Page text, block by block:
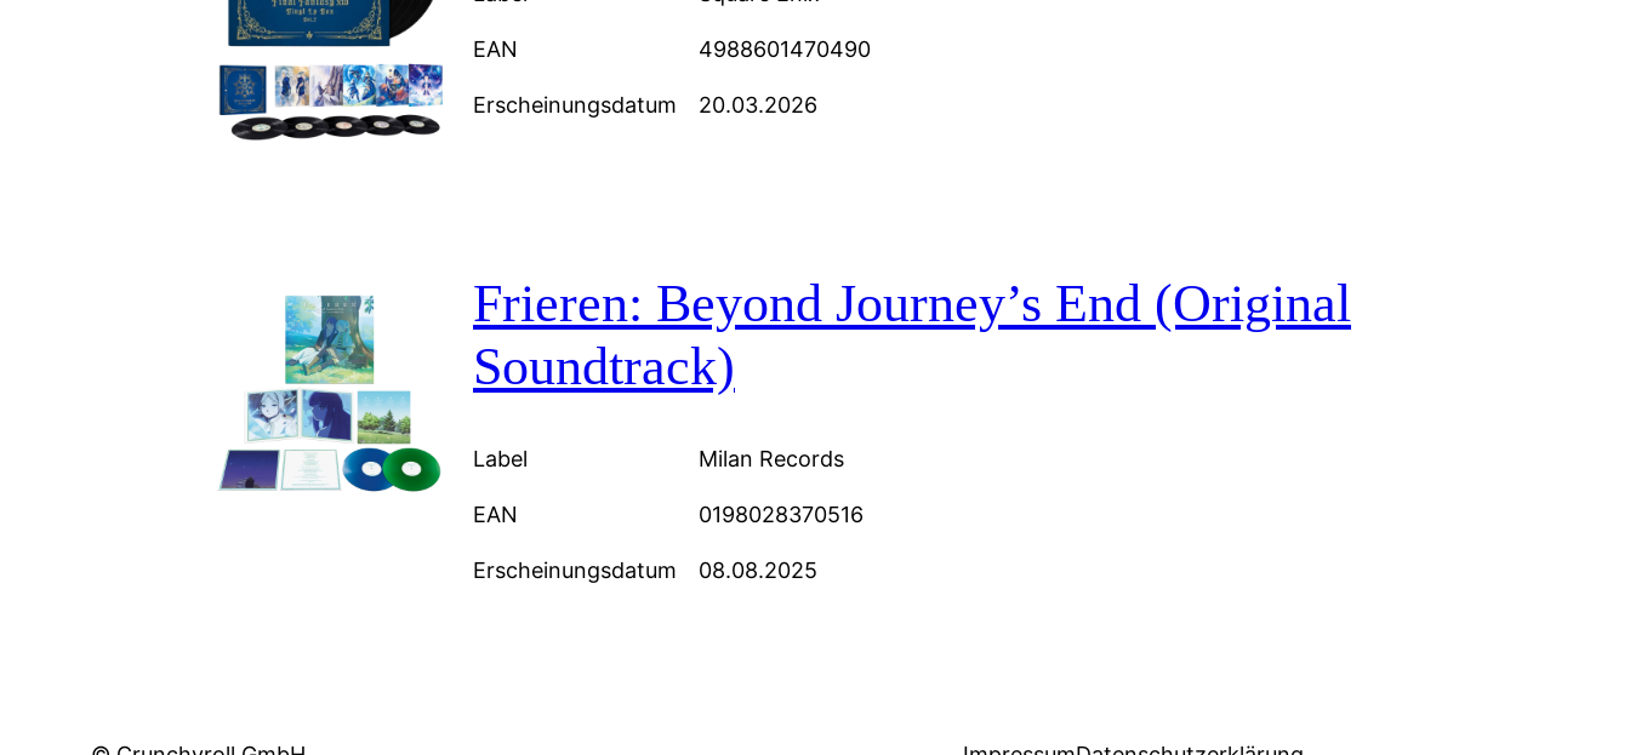
EAN 4988601470490
Erscheinungsdatum 20.03.2026
Frieren: Beyond Journey’s End (Original
Soundtrack)
Label Milan Records
EAN 0198028370516
Erscheinungsdatum 08.08.2025